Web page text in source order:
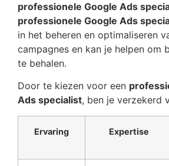
professionele Google Ads
professionele Google Ads
in het beheren en optimaliseren
campagnes en kan je helpen om
te behalen.
Door te kiezen voor een
Ads specialist, ben je verzekerd
Ervaring Expertise